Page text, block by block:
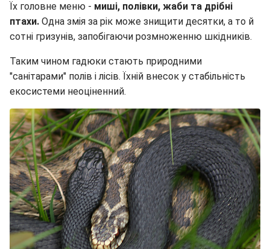
Їх головне меню - миші, полівки, жаби та дрібні
птахи. Одна змія за рік може знищити десятки, а то й
сотні гризунів, запобігаючи розмноженню шкідників.
Таким чином гадюки стають природними
"санітарами" полів і лісів. Їхній внесок у стабільність
екосистеми неоціненний.